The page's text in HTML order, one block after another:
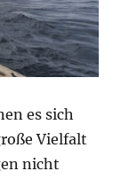
es sich
Vielfalt
nicht